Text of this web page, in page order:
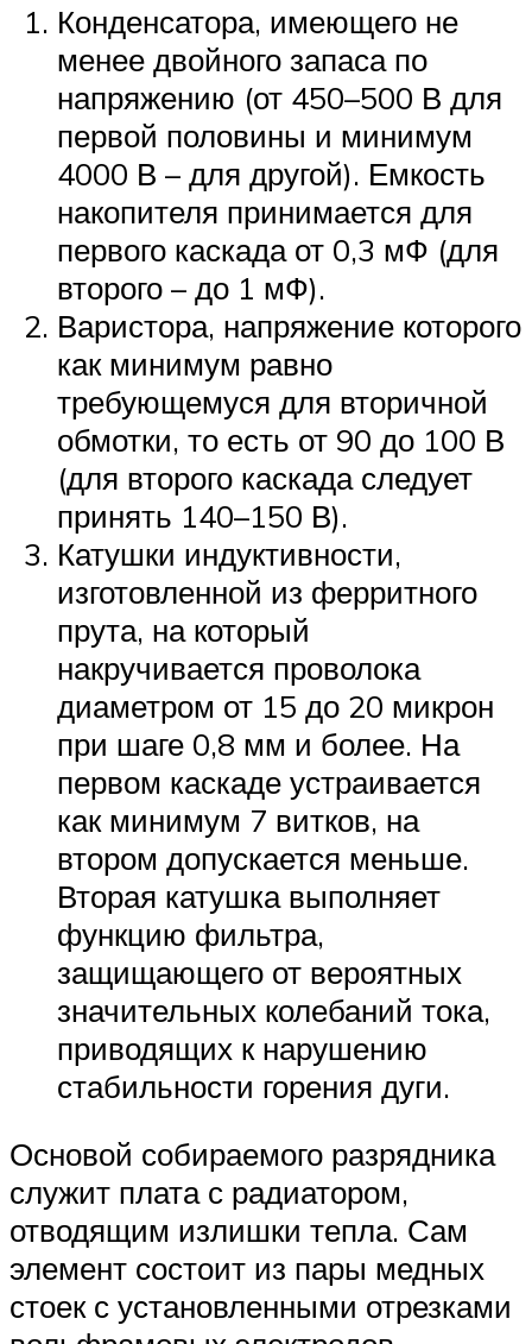
Конденсатора, имеющего не
менее двойного запаса по
напряжению (от 450–500 В для
первой половины и минимум
4000 В – для другой). Емкость
накопителя принимается для
первого каскада от 0,3 мФ (для
второго – до 1 мФ).
Варистора, напряжение которого
как минимум равно
требующемуся для вторичной
обмотки, то есть от 90 до 100 В
(для второго каскада следует
принять 140–150 В).
Катушки индуктивности,
изготовленной из ферритного
прута, на который
накручивается проволока
диаметром от 15 до 20 микрон
при шаге 0,8 мм и более. На
первом каскаде устраивается
как минимум 7 витков, на
втором допускается меньше.
Вторая катушка выполняет
функцию фильтра,
защищающего от вероятных
значительных колебаний тока,
приводящих к нарушению
стабильности горения дуги.
Основой собираемого разрядника
служит плата с радиатором,
отводящим излишки тепла. Сам
элемент состоит из пары медных
стоек с установленными отрезками